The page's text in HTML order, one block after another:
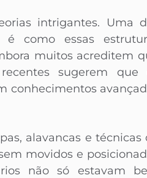
intrigantes. Uma
é como essas
muitos acreditem
sugerem que
conhecimentos
alavancas e técnicas
movidos e
não só estavam